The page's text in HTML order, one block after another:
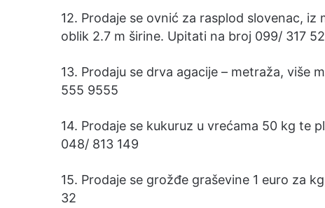
12. Prodaje se ovnić za rasplod slovenac, iz
oblik 2.7 m širine. Upitati na broj 099/ 317
13. Prodaju se drva agacije – metraža, više
555 9555
14. Prodaje se kukuruz u vrećama 50 kg te
048/ 813 149
15. Prodaje se grožđe graševine 1 euro za
32